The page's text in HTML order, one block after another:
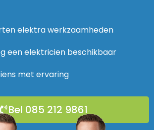
elektra werkzaamheden
een elektricien beschikbaar
met ervaring
Bel 085 212 9861